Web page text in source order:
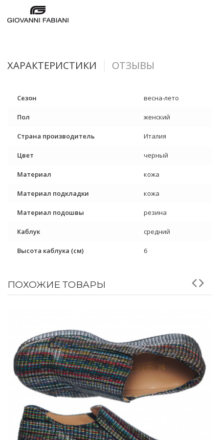
ХАРАКТЕРИСТИКИ ОТЗЫВЫ
Сезон весна-лето
Пол женский
Страна производитель Италия
Цвет черный
Материал кожа
Материал подкладки кожа
Материал подошвы резина
Каблук средний
Высота каблука (см) 6
ПОХОЖИЕ ТОВАРЫ